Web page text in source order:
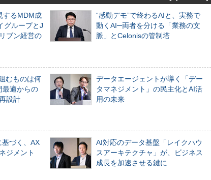
するMDM成
グループとJ
ブン経営の
“感動デモ”で終わるAIと、実務で
動くAI─両者を分ける「業務の文
脈」とCelonisの管制塔
むものは何
最適からの
設計
データエージェントが導く「デー
タマネジメント」の民主化とAI活
用の未来
づく、AX
ジメント
AI対応のデータ基盤「レイクハウ
スアーキテクチャ」が、ビジネス
成長を加速させる鍵に